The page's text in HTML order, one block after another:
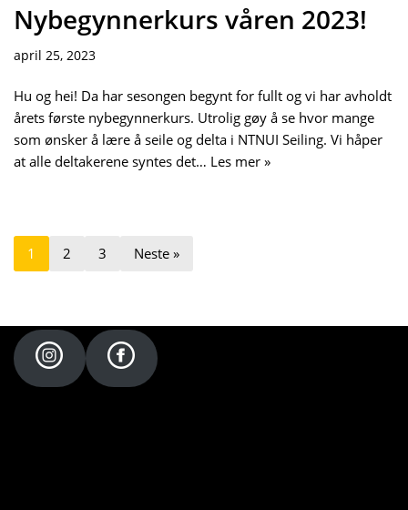
Nybegynnerkurs våren 2023!
april 25, 2023
Hu og hei! Da har sesongen begynt for fullt og vi har avholdt
årets første nybegynnerkurs. Utrolig gøy å se hvor mange
som ønsker å lære å seile og delta i NTNUI Seiling. Vi håper
at alle deltakerene syntes det… Les mer »
1 2 3 Neste »